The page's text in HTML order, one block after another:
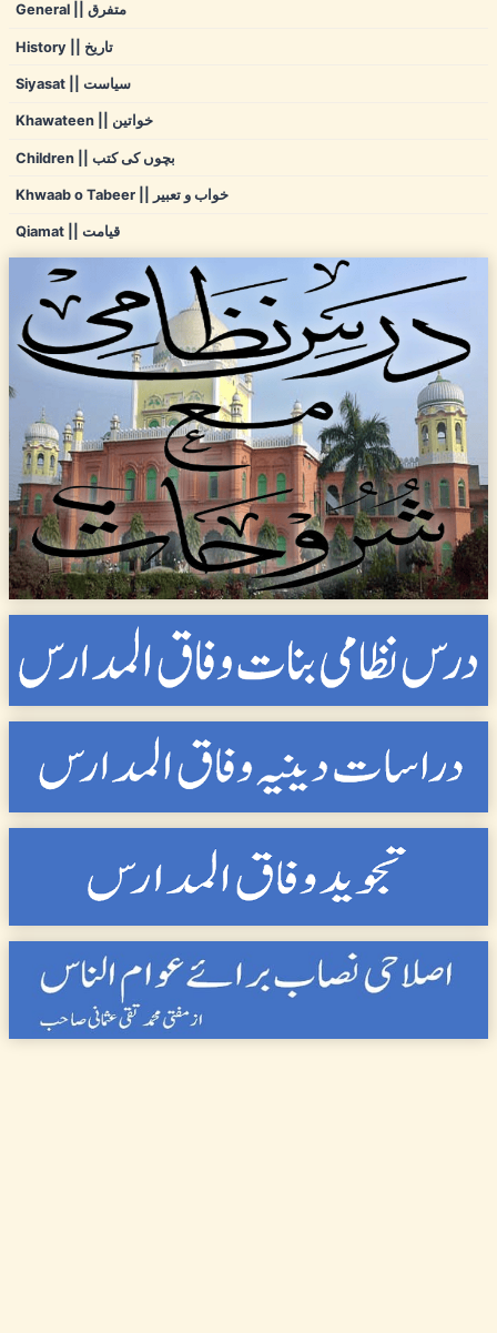
General || متفرق
History || تاریخ
Siyasat || سیاست
Khawateen || خواتین
Children || بچوں کی کتب
Khwaab o Tabeer || خواب و تعبیر
Qiamat || قیامت